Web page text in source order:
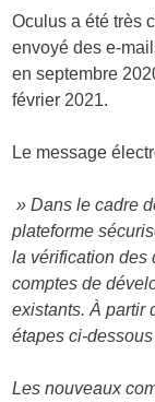
Oculus a été très
envoyé des e-
en septembre
février 2021.
Le message
» Dans le cadre
plateforme
la vérification des
comptes de
existants. À partir
étapes ci-
Les nouveaux